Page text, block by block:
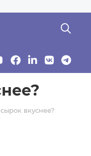
вкуснее?